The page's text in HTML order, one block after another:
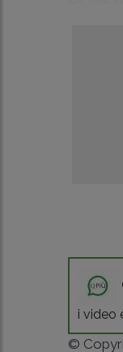
i video
©